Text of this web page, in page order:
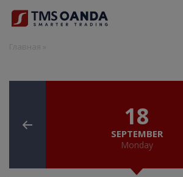
18
SEPTEMBER
Monday